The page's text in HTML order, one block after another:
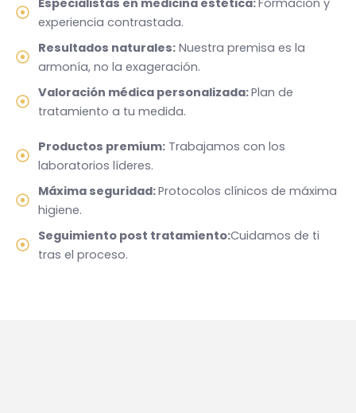
experiencia contrastada.
Resultados naturales: Nuestra premisa es la
armonía, no la exageración.
Valoración médica personalizada:Plan de
tratamiento a tu medida.
Productos premium: Trabajamos con los
laboratorios líderes.
Máxima seguridad:Protocolos clínicos de máxima
higiene.
Seguimiento post tratamiento:Cuidamos de ti
tras el proceso.